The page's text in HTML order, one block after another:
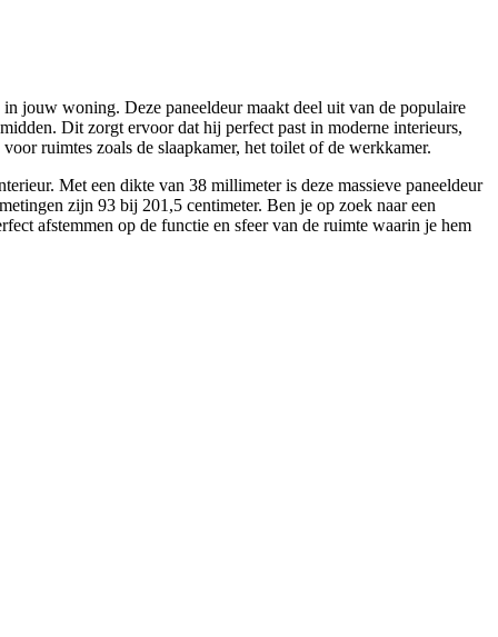
jouw woning. Deze paneeldeur maakt deel uit van de populaire
Dit zorgt ervoor dat hij perfect past in moderne interieurs,
ruimtes zoals de slaapkamer, het toilet of de werkkamer.
Met een dikte van 38 millimeter is deze massieve paneeldeur
zijn 93 bij 201,5 centimeter. Ben je op zoek naar een
afstemmen op de functie en sfeer van de ruimte waarin je hem